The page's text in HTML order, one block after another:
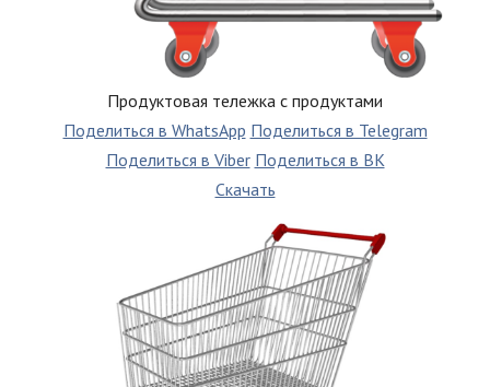
Продуктовая тележка с продуктами
Поделиться в WhatsApp Поделиться в Telegram
Поделиться в Viber Поделиться в ВК
Скачать